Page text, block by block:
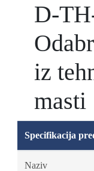
D-
iz
masti
Specifikacija
Naziv